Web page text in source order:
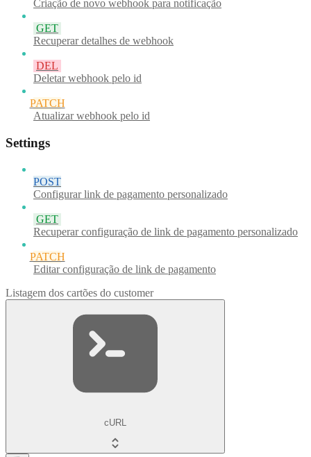
Criação de novo webhook para notificação
GET
Recuperar detalhes de webhook
DEL
Deletar webhook pelo id
PATCH
Atualizar webhook pelo id
Settings
POST
Configurar link de pagamento personalizado
GET
Recuperar configuração de link de pagamento personalizado
PATCH
Editar configuração de link de pagamento
Listagem dos cartões do customer
cURL